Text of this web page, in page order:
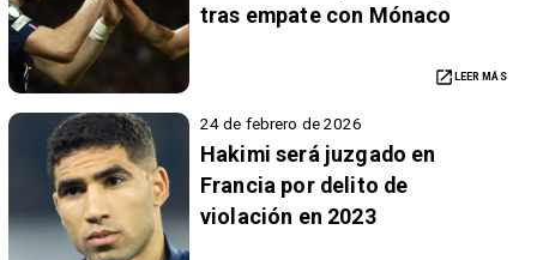
tras empate con Mónaco
LEER MÁS
24 de febrero de 2026
Hakimi será juzgado en
Francia por delito de
violación en 2023